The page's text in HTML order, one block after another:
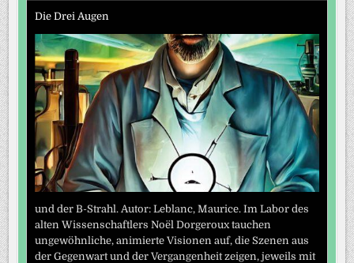
Die Drei Augen
und der B-Strahl. Autor: Leblanc, Maurice. Im Labor des
alten Wissenschaftlers Noël Dorgeroux tauchen
ungewöhnliche, animierte Visionen auf, die Szenen aus
der Gegenwart und der Vergangenheit zeigen, jeweils mit